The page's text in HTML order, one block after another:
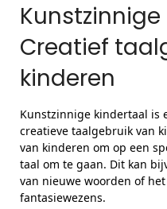
Creatief
kinderen
Kunstzinnige kindertaal is
creatieve taalgebruik van
van kinderen om op een
taal om te gaan. Dit kan
van nieuwe woorden of
fantasiewezens.